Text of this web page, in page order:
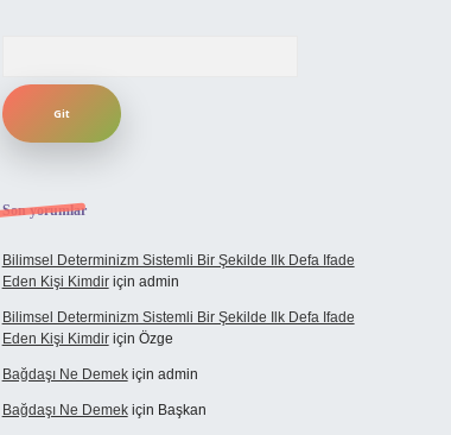
Son yorumlar
Bilimsel Determinizm Sistemli Bir Şekilde Ilk Defa Ifade
Eden Kişi Kimdiriçin admin
Bilimsel Determinizm Sistemli Bir Şekilde Ilk Defa Ifade
Eden Kişi Kimdiriçin Özge
Bağdaşı Ne Demekiçin admin
Bağdaşı Ne Demekiçin Başkan